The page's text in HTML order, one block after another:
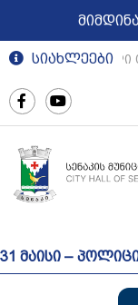
სიახლეები
რეგიონული
31 მაისი –